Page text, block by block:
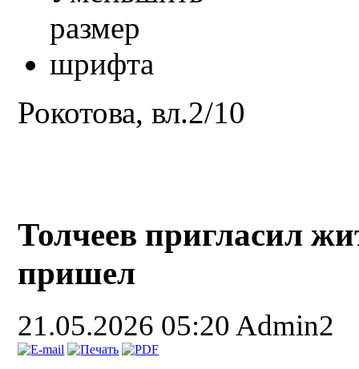
Рокотова, вл.2/10
Толчеев пригласил
пришел
21.05.2026 05:20 Admin2